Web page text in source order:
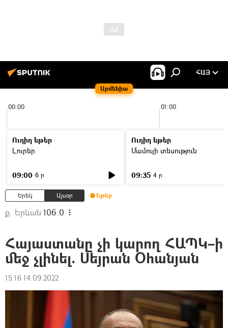
Արմենիա
ՀԱՅ
00:00 01:00
Ուղիղ եթեր
Լուրեր
09:00 6 ր
Ուղիղ եթեր
Մամուլի տեսություն
09:35 4 ր
Երեկ Այսօր Եթեր
ք. Երևան 106.0
Հայաստանը չի կարող ՀԱՊԿ–ի
մեջ չլինել. Սեյրան Օհանյան
15:16 14.09.2022